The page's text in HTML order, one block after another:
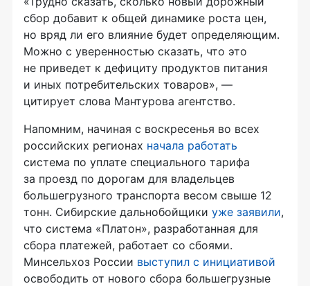
сбор добавит к общей динамике роста цен,
но вряд ли его влияние будет определяющим.
Можно с уверенностью сказать, что это
не приведет к дефициту продуктов питания
и иных потребительских товаров», —
цитирует слова Мантурова агентство.
Напомним, начиная с воскресенья во всех
российских регионах начала работать
система по уплате специального тарифа
за проезд по дорогам для владельцев
большегрузного транспорта весом свыше 12
тонн. Сибирские дальнобойщики уже заявили,
что система «Платон», разработанная для
сбора платежей, работает со сбоями.
Минсельхоз России выступил с инициативой
освободить от нового сбора большегрузные